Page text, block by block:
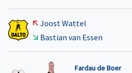
Joost Wattel
Bastian van Essen
Fardau de Boer